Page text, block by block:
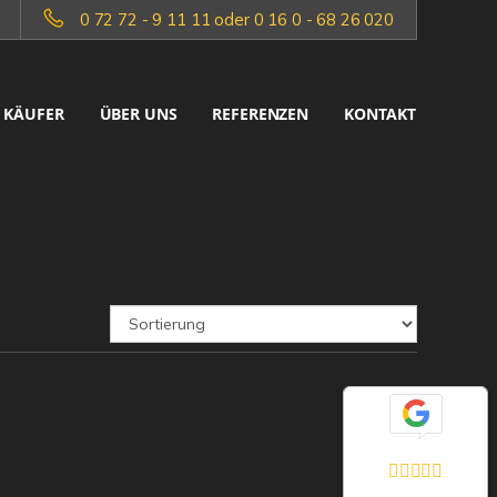
0 72 72 - 9 11 11 oder 0 16 0 - 68 26 020
KÄUFER ÜBER UNS REFERENZEN KONTAKT